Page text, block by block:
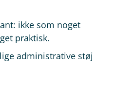
ikke som noget
praktisk.
administrative støj